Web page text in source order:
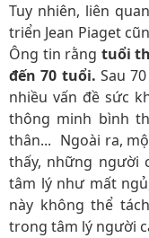
Tuy nhiên, liên
triển Jean Piaget
Ông tin rằng tuổi
đến 70 tuổi. Sau
nhiều vấn đề sức
thông minh bình
thân... Ngoài ra,
thấy, những người
tâm lý như mất
này không thể
trong tâm lý người